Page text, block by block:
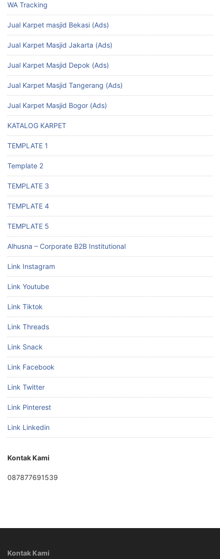
WA Tracking
Jual Karpet masjid Bekasi (Ads)
Jual Karpet Masjid Jakarta (Ads)
Jual Karpet Masjid Depok (Ads)
Jual Karpet Masjid Tangerang (Ads)
Jual Karpet Masjid Bogor (Ads)
KATALOG KARPET
TEMPLATE 1
Template 2
TEMPLATE 3
TEMPLATE 4
TEMPLATE 5
Alhusna – Corporate B2B Institutional
Link Instagram
Link Youtube
Link Tiktok
Link Threads
Link Snack
Link Facebook
Link Twitter
Link Pinterest
Link Linkedin
Kontak Kami
087877691539
Kontak Kami